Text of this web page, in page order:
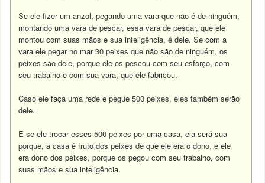
Se ele fizer um anzol, pegando uma vara que não é de ninguém,
montando uma vara de pescar, essa vara de pescar, que ele
montou com suas mãos e sua inteligência, é dele. Se com a
vara ele pegar no mar 30 peixes que não são de ninguém, os
peixes são dele, porque ele os pescou com seu esforço, com
seu trabalho e com sua vara, que ele fabricou.
Caso ele faça uma rede e pegue 500 peixes, eles também serão
dele.
E se ele trocar esses 500 peixes por uma casa, ela será sua
porque, a casa é fruto dos peixes de que ele era o dono, e ele
era dono dos peixes, porque os pegou com seu trabalho, com
suas mãos e sua inteligência.